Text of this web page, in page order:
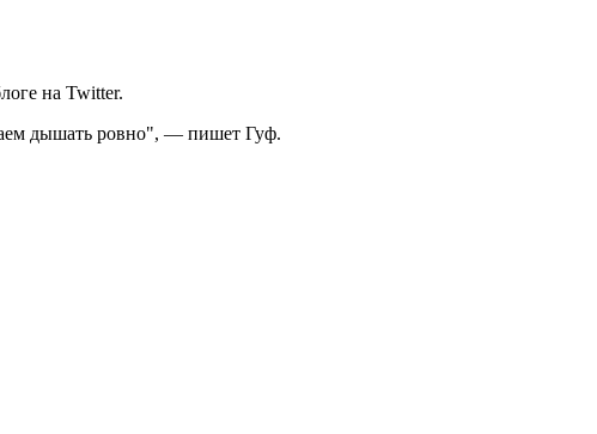
на Twitter.
дышать ровно", — пишет Гуф.